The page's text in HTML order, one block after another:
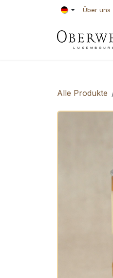
Zum Inhalt springen Über uns
Alle Produkte